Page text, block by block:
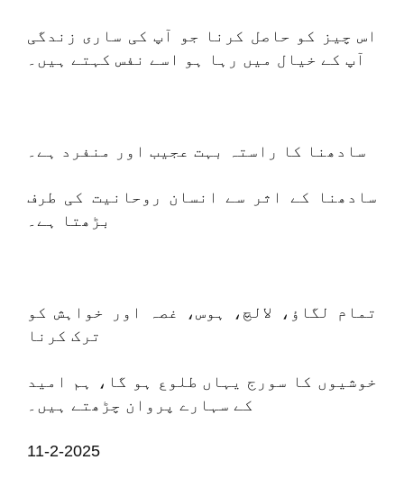
اس چیز کو حاصل کرنا جو آپ کی ساری زندگی
آپ کے خیال میں رہا ہو اسے نفس کہتے ہیں۔
سادھنا کا راستہ بہت عجیب اور منفرد ہے۔
سادھنا کے اثر سے انسان روحانیت کی طرف
بڑھتا ہے۔
تمام لگاؤ، لالچ، ہوس، غصہ اور خواہش کو
ترک کرنا
خوشیوں کا سورج یہاں طلوع ہو گا، ہم امید
کے سہارے پروان چڑھتے ہیں۔
11-2-2025